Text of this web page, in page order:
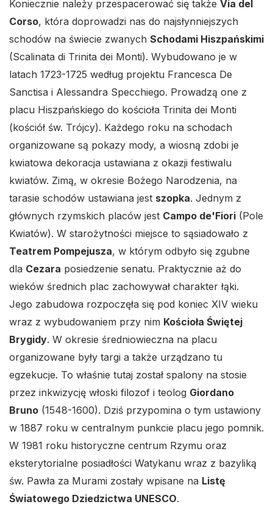
Koniecznie należy przespacerować się także Via del
Corso, która doprowadzi nas do najsłynniejszych
schodów na świecie zwanych Schodami Hiszpańskimi
(Scalinata di Trinita dei Monti). Wybudowano je w
latach 1723-1725 według projektu Francesca De
Sanctisa i Alessandra Specchiego. Prowadzą one z
placu Hiszpańskiego do kościoła Trinita dei Monti
(kościół św. Trójcy). Każdego roku na schodach
organizowane są pokazy mody, a wiosną zdobi je
kwiatowa dekoracja ustawiana z okazji festiwalu
kwiatów. Zimą, w okresie Bożego Narodzenia, na
tarasie schodów ustawiana jest szopka. Jednym z
głównych rzymskich placów jest Campo de'Fiori (Pole
Kwiatów). W starożytności miejsce to sąsiadowało z
Teatrem Pompejusza, w którym odbyło się zgubne
dla Cezara posiedzenie senatu. Praktycznie aż do
wieków średnich plac zachowywał charakter łąki.
Jego zabudowa rozpoczęła się pod koniec XIV wieku
wraz z wybudowaniem przy nim Kościoła Świętej
Brygidy. W okresie średniowieczna na placu
organizowane były targi a także urządzano tu
egzekucje. To właśnie tutaj został spalony na stosie
przez inkwizycję włoski filozof i teolog Giordano
Bruno (1548-1600). Dziś przypomina o tym ustawiony
w 1887 roku w centralnym punkcie placu jego pomnik.
W 1981 roku historyczne centrum Rzymu oraz
eksterytorialne posiadłości Watykanu wraz z bazyliką
św. Pawła za Murami zostały wpisane na Listę
Światowego Dziedzictwa UNESCO.